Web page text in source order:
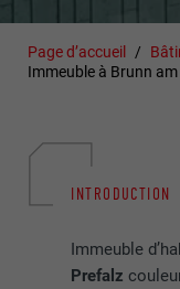
Page d’accueil
Immeuble à Brunn
INTRODUCTION
Immeuble
Prefalz